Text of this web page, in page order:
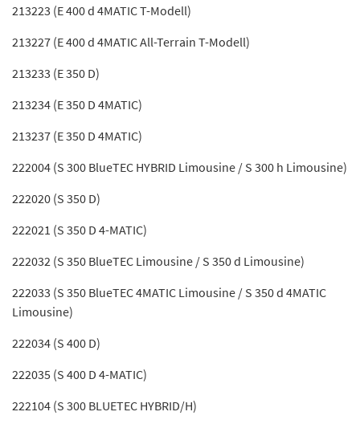
213223 (E 400 d 4MATIC T-Modell)
213227 (E 400 d 4MATIC All-Terrain T-Modell)
213233 (E 350 D)
213234 (E 350 D 4MATIC)
213237 (E 350 D 4MATIC)
222004 (S 300 BlueTEC HYBRID Limousine / S 300 h Limousine)
222020 (S 350 D)
222021 (S 350 D 4-MATIC)
222032 (S 350 BlueTEC Limousine / S 350 d Limousine)
222033 (S 350 BlueTEC 4MATIC Limousine / S 350 d 4MATIC
Limousine)
222034 (S 400 D)
222035 (S 400 D 4-MATIC)
222104 (S 300 BLUETEC HYBRID/H)